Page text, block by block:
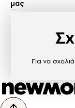
μας
Για να